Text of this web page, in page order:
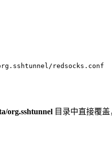
redsocks.conf
org.sshtunnel 目录中直接覆